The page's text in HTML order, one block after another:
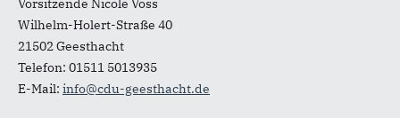
Vorsitzende Nicole Voss
Wilhelm-Holert-Straße 40
21502Geesthacht
Telefon: 01511 5013935
E-Mail: info@cdu-geesthacht.de